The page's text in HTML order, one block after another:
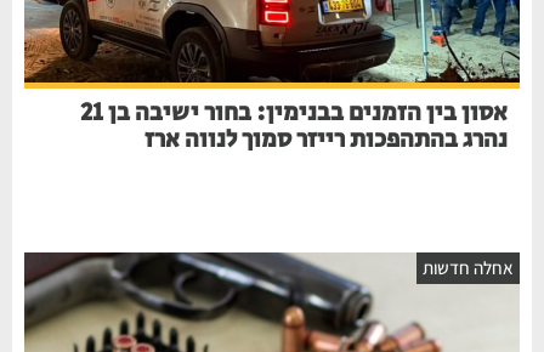
אסון בין הזמנים בבנימין: בחור ישיבה בן 21
נהרג בהתהפכות רייזר סמוך לנווה ארז
חדשות